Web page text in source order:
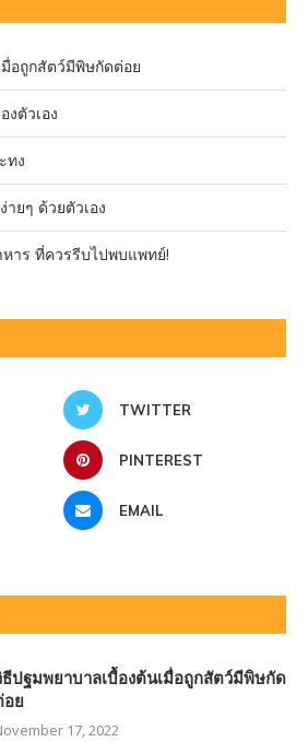
อถูกสัตว์มีพิษกัดต่อย
ตัวเอง
ทง
ยๆ ด้วยตัวเอง
าร ที่ควรรีบไปพบแพทย์!
TWITTER
PINTEREST
EMAIL
ปฐมพยาบาลเบื้องต้นเมื่อถูกสัตว์มีพิษกัด
อย
17, 2022